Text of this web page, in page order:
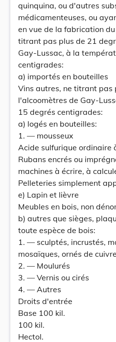
quinquina, ou d'autres
médicamenteuses, ou
en vue de la fabrication
titrant pas plus de 21
Gay-Lussac, à la
centigrades:
a) importés en bouteilles
Vins autres, ne titrant pas
l'alcoomètres de Gay-
15 degrés centigrades:
a) logés en bouteilles:
1. — mousseux
Acide sulfurique ordinaire
Rubans encrés ou
machines à écrire, à
Pelleteries simplement
e) Lapin et lièvre
Meubles en bois, non
b) autres que sièges,
toute espèce de bois:
1. — sculptés, incrustés,
mosaïques, ornés de
2. — Moulurés
3. — Vernis ou cirés
4. — Autres
Droits d'entrée
Base 100 kil.
100 kil.
Hectol.